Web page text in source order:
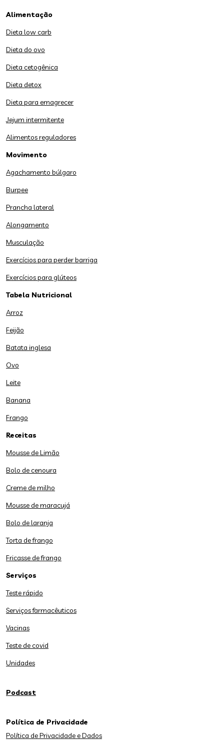
Alimentação
Dieta low carb
Dieta do ovo
Dieta cetogênica
Dieta detox
Dieta para emagrecer
Jejum intermitente
Alimentos reguladores
Movimento
Agachamento búlgaro
Burpee
Prancha lateral
Alongamento
Musculação
Exercícios para perder barriga
Exercícios para glúteos
Tabela Nutricional
Arroz
Feijão
Batata inglesa
Ovo
Leite
Banana
Frango
Receitas
Mousse de Limão
Bolo de cenoura
Creme de milho
Mousse de maracujá
Bolo de laranja
Torta de frango
Fricasse de frango
Serviços
Teste rápido
Serviços farmacêuticos
Vacinas
Teste de covid
Unidades
Podcast
Política de Privacidade
Política de Privacidade e Dados